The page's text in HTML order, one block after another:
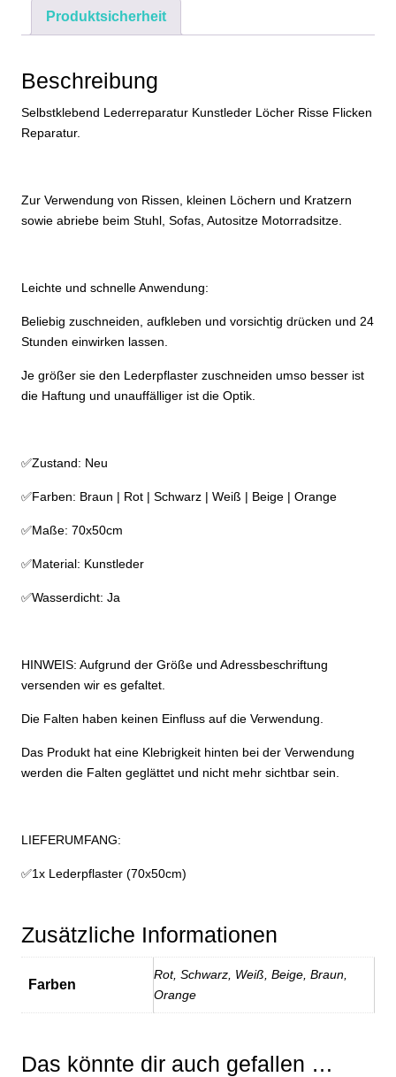
MengeProduktsicherheit
Beschreibung
Selbstklebend Lederreparatur Kunstleder Löcher Risse Flicken
Reparatur.
Zur Verwendung von Rissen, kleinen Löchern und Kratzern
sowie abriebe beim Stuhl, Sofas, Autositze Motorradsitze.
Leichte und schnelle Anwendung:
Beliebig zuschneiden, aufkleben und vorsichtig drücken und 24
Stunden einwirken lassen.
Je größer sie den Lederpflaster zuschneiden umso besser ist
die Haftung und unauffälliger ist die Optik.
✅Zustand: Neu
✅Farben: Braun | Rot | Schwarz | Weiß | Beige | Orange
✅Maße: 70x50cm
✅Material: Kunstleder
✅Wasserdicht: Ja
HINWEIS: Aufgrund der Größe und Adressbeschriftung
versenden wir es gefaltet.
Die Falten haben keinen Einfluss auf die Verwendung.
Das Produkt hat eine Klebrigkeit hinten bei der Verwendung
werden die Falten geglättet und nicht mehr sichtbar sein.
LIEFERUMFANG:
✅1x Lederpflaster (70x50cm)
Zusätzliche Informationen
Farben
Rot, Schwarz, Weiß, Beige, Braun,
Orange
Das könnte dir auch gefallen …